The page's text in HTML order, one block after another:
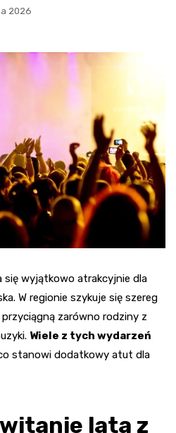
2026
się wyjątkowo atrakcyjnie dla
W regionie szykuje się szereg
zarówno rodziny z
Wiele z tych wydarzeń
stanowi dodatkowy atut dla
lata z